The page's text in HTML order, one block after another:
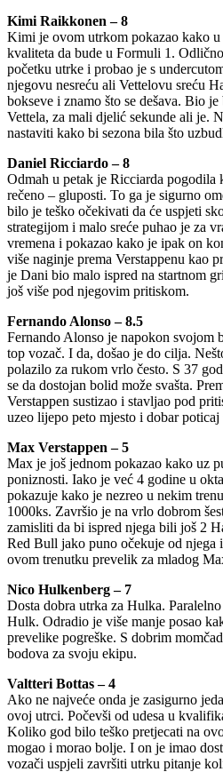
Kimi Raikkonen – 8
Kimi je ovom utrkom pokazao kako
kvaliteta da bude u Formuli 1.
početku utrke i probao je s
njegovu nesreću ali Vettelovu sreću
bokseve i znamo što se dešava. Bio
Vettela, za mali djelić sekunde ali je.
nastaviti kako bi sezona bila što
Daniel Ricciardo – 8
Odmah u petak je Ricciarda pogodila
rečeno – gluposti. To ga je sigurno
bilo je teško očekivati da će uspjeti
strategijom i malo sreće puhao je za
vremena i pokazao kako je ipak on
više naginje prema Verstappenu kao
je Dani bio malo ispred na startnom
još više pod njegovim pritiskom.
Fernando Alonso – 8.5
Fernando Alonso je napokon svojom
top vozač. I da, došao je do cilja.
polazilo za rukom vrlo često. S 37
se da dostojan bolid može svašta.
Verstappen sustizao i stavljao pod
uzeo lijepo peto mjesto i dobar poticaj
Max Verstappen – 5
Max je još jednom pokazao kako uz
poniznosti. Iako je već 4 godine u
pokazuje kako je nezreo u nekim
1000ks. Završio je na vrlo dobrom
zamisliti da bi ispred njega bili još 2
Red Bull jako puno očekuje od njega
ovom trenutku prevelik za mladog
Nico Hulkenberg – 7
Dosta dobra utrka za Hulka.
Hulk. Odradio je više manje posao
prevelike pogreške. S dobrim
bodova za svoju ekipu.
Valtteri Bottas – 4
Ako ne najveće onda je zasigurno
ovoj utrci. Počevši od udesa u
Koliko god bilo teško pretjecati na
mogao i morao bolje. I on je imao
vozači uspjeli završiti utrku pitanje